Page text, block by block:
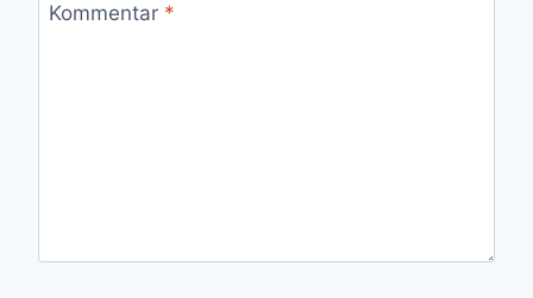
Kommentar *